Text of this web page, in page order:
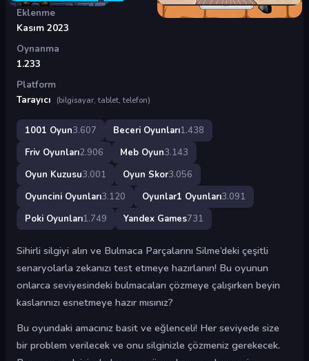
Eklenme
Kasım 2023
Oynanma
1.233
Platform
Tarayıcı
(bilgisayar, tablet, telefon)
1001 Oyun3.607 Beceri Oyunları1.438
Friv Oyunları2.906 Meb Oyun3.143
Oyun Kuzusu3.001 Oyun Skor3.056
Oyuncini Oyunları3.120 Oyunlar1 Oyunları3.091
Poki Oyunları1.749 Yandex Games731
Sihirli silgiyi alın ve Bulmaca Parçalarını Silme’deki çeşitli
senaryolarla zekanızı test etmeye hazırlanın! Bu oyunun
onlarca seviyesindeki bulmacaları çözmeye çalışırken beyin
kaslarınızı esnetmeye hazır mısınız?
Bu oyundaki amacınız basit ve eğlenceli! Her seviyede size
bir problem verilecek ve onu silginizle çözmeniz gerekecek.